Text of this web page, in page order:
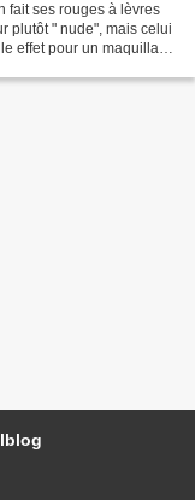
fait ses rouges à lèvres
plutôt " nude", mais celui
effet pour un maquillage